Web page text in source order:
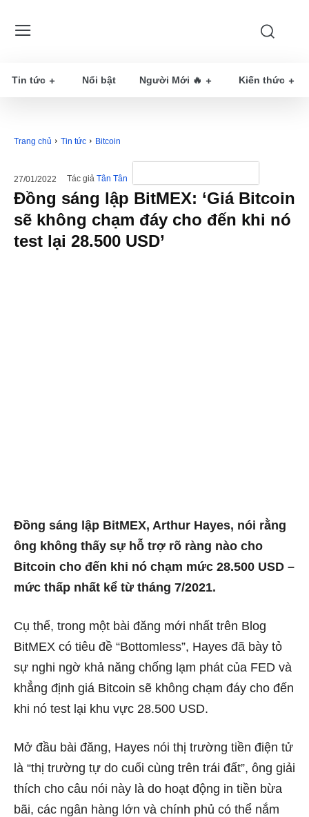
Tin tức Nổi bật Người Mới 🔥 Kiến thức
Trang chủ Tin tức Bitcoin
27/01/2022 Tác giả Tân Tân
Đồng sáng lập BitMEX: ‘Giá Bitcoin
sẽ không chạm đáy cho đến khi nó
test lại 28.500 USD’
Đồng sáng lập BitMEX, Arthur Hayes, nói rằng
ông không thấy sự hỗ trợ rõ ràng nào cho
Bitcoin cho đến khi nó chạm mức 28.500 USD –
mức thấp nhất kể từ tháng 7/2021.
Cụ thể, trong một bài đăng mới nhất trên Blog
BitMEX có tiêu đề “Bottomless”, Hayes đã bày tỏ
sự nghi ngờ khả năng chống lạm phát của FED và
khẳng định giá Bitcoin sẽ không chạm đáy cho đến
khi nó test lại khu vực 28.500 USD.
Mở đầu bài đăng, Hayes nói thị trường tiền điện tử
là “thị trường tự do cuối cùng trên trái đất”, ông giải
thích cho câu nói này là do hoạt động in tiền bừa
bãi, các ngân hàng lớn và chính phủ có thể nắm